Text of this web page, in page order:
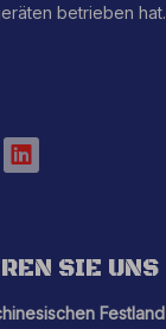
betrieben hat.
SIE UNS
Festland